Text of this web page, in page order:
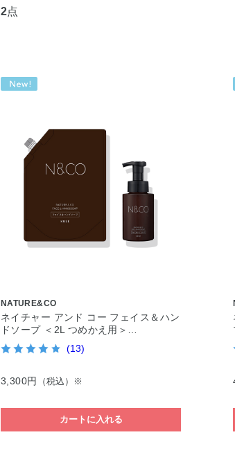
2点
NATURE&CO
ネイチャー アンド コー フェイス＆ハン
ドソープ ＜2L つめかえ用＞…
(13)
3,300円 （税込）※
カートに入れる